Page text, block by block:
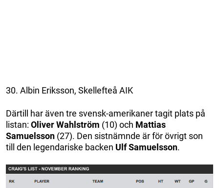
30. Albin Eriksson, Skellefteå AIK
Därtill har även tre svensk-amerikaner tagit plats på
listan: Oliver Wahlström (10) och Mattias
Samuelsson (27). Den sistnämnde är för övrigt son
till den legendariske backen Ulf Samuelsson.